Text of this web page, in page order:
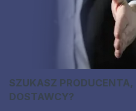
SZUKASZ PRODUCENTA,
DOSTAWCY?